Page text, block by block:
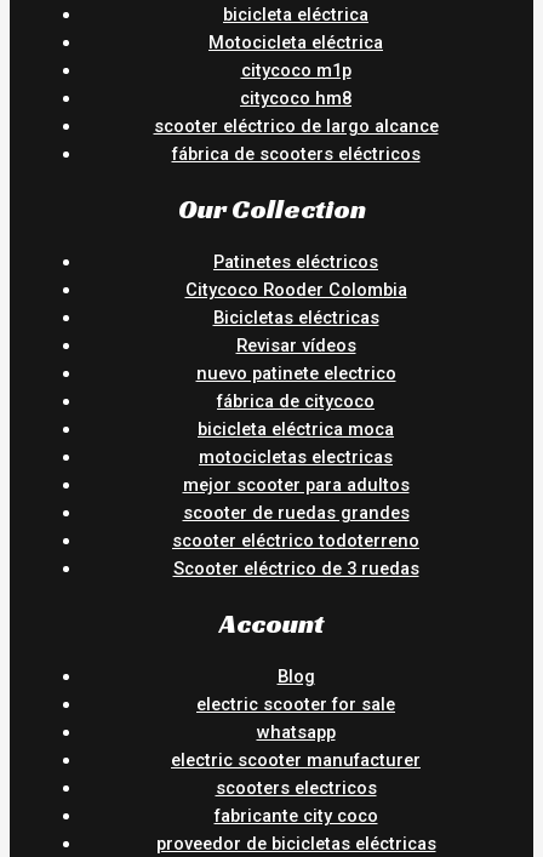
bicicleta eléctrica
Motocicleta eléctrica
citycoco m1p
citycoco hm8
scooter eléctrico de largo alcance
fábrica de scooters eléctricos
Our Collection
Patinetes eléctricos
Citycoco Rooder Colombia
Bicicletas eléctricas
Revisar vídeos
nuevo patinete electrico
fábrica de citycoco
bicicleta eléctrica moca
motocicletas electricas
mejor scooter para adultos
scooter de ruedas grandes
scooter eléctrico todoterreno
Scooter eléctrico de 3 ruedas
Account
Blog
electric scooter for sale
whatsapp
electric scooter manufacturer
scooters electricos
fabricante city coco
proveedor de bicicletas eléctricas